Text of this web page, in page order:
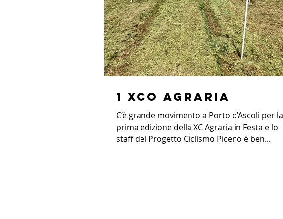
1 XCO agraria
C’è grande movimento a Porto d’Ascoli per la
prima edizione della XC Agraria in Festa e lo
staff del Progetto Ciclismo Piceno è ben...